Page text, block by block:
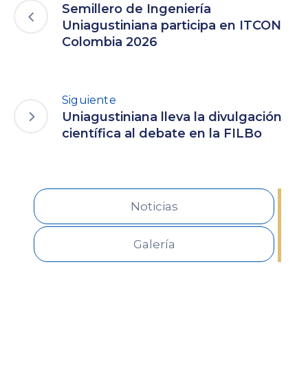
Semillero de Ingeniería
Uniagustiniana participa en ITCON
Colombia 2026
Siguiente
Uniagustiniana lleva la divulgación
científica al debate en la FILBo
Noticias
Galería